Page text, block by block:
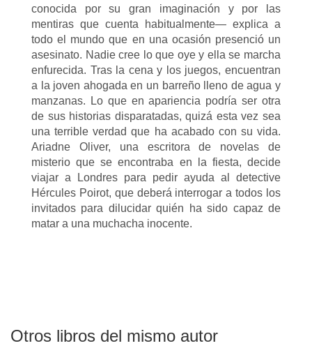
conocida por su gran imaginación y por las
mentiras que cuenta habitualmente— explica a
todo el mundo que en una ocasión presenció un
asesinato. Nadie cree lo que oye y ella se marcha
enfurecida. Tras la cena y los juegos, encuentran
a la joven ahogada en un barreño lleno de agua y
manzanas. Lo que en apariencia podría ser otra
de sus historias disparatadas, quizá esta vez sea
una terrible verdad que ha acabado con su vida.
Ariadne Oliver, una escritora de novelas de
misterio que se encontraba en la fiesta, decide
viajar a Londres para pedir ayuda al detective
Hércules Poirot, que deberá interrogar a todos los
invitados para dilucidar quién ha sido capaz de
matar a una muchacha inocente.
Otros libros del mismo autor